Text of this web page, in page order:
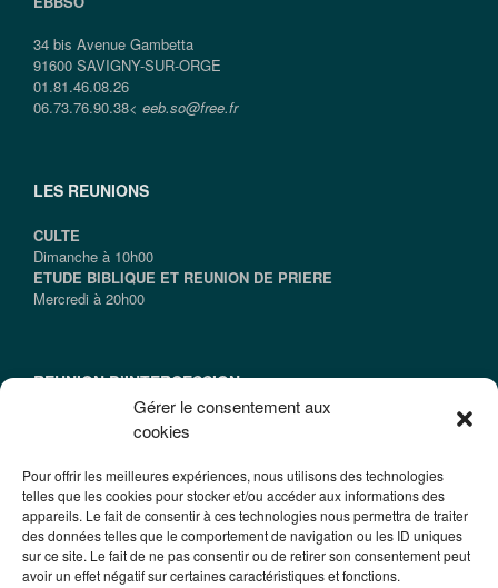
Gérer le consentement aux
cookies
Pour offrir les meilleures expériences, nous utilisons des technologies
telles que les cookies pour stocker et/ou accéder aux informations des
appareils. Le fait de consentir à ces technologies nous permettra de traiter
des données telles que le comportement de navigation ou les ID uniques
sur ce site. Le fait de ne pas consentir ou de retirer son consentement peut
avoir un effet négatif sur certaines caractéristiques et fonctions.
34 bis Avenue Gambetta
91600 SAVIGNY-SUR-ORGE
01.81.46.08.26
06.73.76.90.38< eeb.so@free.fr
LES REUNIONS
CULTE
Dimanche à 10h00
ETUDE BIBLIQUE ET REUNION DE PRIERE
Mercredi à 20h00
REUNION D’INTERCESSION
Samedi à 09h15
INFORMATIONS
@2016 EEBSO